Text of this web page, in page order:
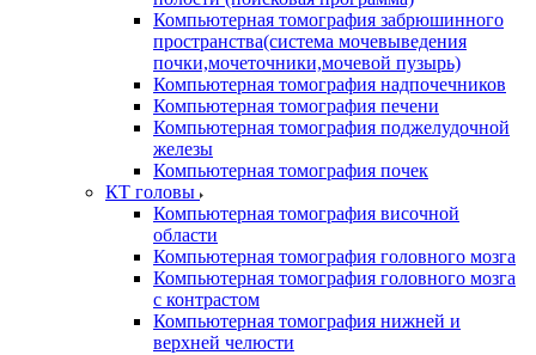
Компьютерная томография забрюшинного
пространства(система мочевыведения
почки,мочеточники,мочевой пузырь)
Компьютерная томография надпочечников
Компьютерная томография печени
Компьютерная томография поджелудочной
железы
Компьютерная томография почек
КТ головы
Компьютерная томография височной
области
Компьютерная томография головного мозга
Компьютерная томография головного мозга
с контрастом
Компьютерная томография нижней и
верхней челюсти